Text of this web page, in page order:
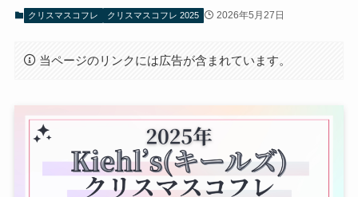
クリスマスコフレ クリスマスコフレ 2025 2026年5月27日
当ページのリンクには広告が含まれています。